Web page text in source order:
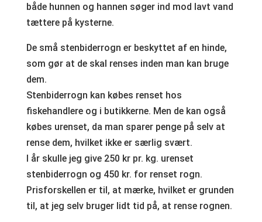
både hunnen og hannen søger ind mod lavt vand
tættere på kysterne.
De små stenbiderrogn er beskyttet af en hinde,
som gør at de skal renses inden man kan bruge
dem.
Stenbiderrogn kan købes renset hos
fiskehandlere og i butikkerne. Men de kan også
købes urenset, da man sparer penge på selv at
rense dem, hvilket ikke er særlig svært.
I år skulle jeg give 250 kr pr. kg. urenset
stenbiderrogn og 450 kr. for renset rogn.
Prisforskellen er til, at mærke, hvilket er grunden
til, at jeg selv bruger lidt tid på, at rense rognen.